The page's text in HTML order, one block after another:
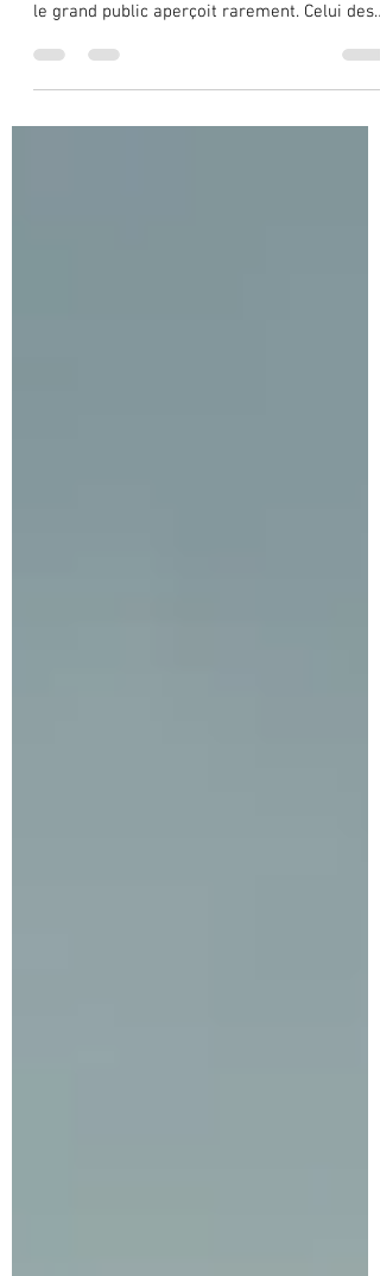
le grand public aperçoit rarement. Celui des
garages confidentiels.Des paddocks.Des
échanges discrets entre passionnés.Et parfois